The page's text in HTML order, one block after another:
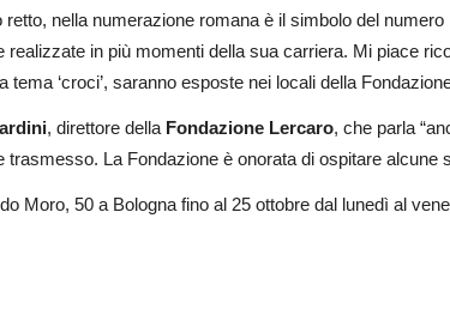
nella numerazione romana è il simbolo del
in più momenti della sua carriera. Mi piace
‘croci’, saranno esposte nei locali della
, direttore della Fondazione Lercaro, che parla
La Fondazione è onorata di ospitare alcune
Moro, 50 a Bologna fino al 25 ottobre dal lunedì al